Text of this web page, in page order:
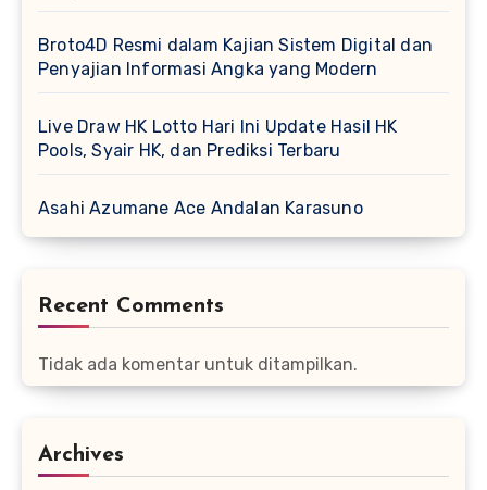
Broto4D Resmi dalam Kajian Sistem Digital dan
Penyajian Informasi Angka yang Modern
Live Draw HK Lotto Hari Ini Update Hasil HK
Pools, Syair HK, dan Prediksi Terbaru
Asahi Azumane Ace Andalan Karasuno
Recent Comments
Tidak ada komentar untuk ditampilkan.
Archives